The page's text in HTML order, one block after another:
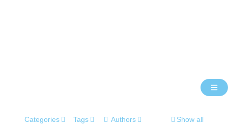
Categories Tags Authors Show all